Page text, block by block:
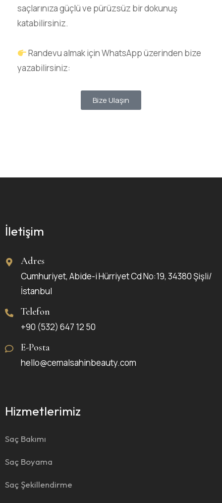
saçlarınıza güçlü ve pürüzsüz bir dokunuş
katabilirsiniz.
Randevu almak için WhatsApp üzerinden bize
yazabilirsiniz:
Bize Ulaşın
İletişim
Adres
Cumhuriyet, Abide-i Hürriyet Cd No:19, 34380 Şişli/
İstanbul
Telefon
+90 (532) 647 12 50
E-Posta
hello@cemalsahinbeauty.com
Hizmetlerimiz
Saç Bakımı
Saç Boyama
Saç Şekillendirme